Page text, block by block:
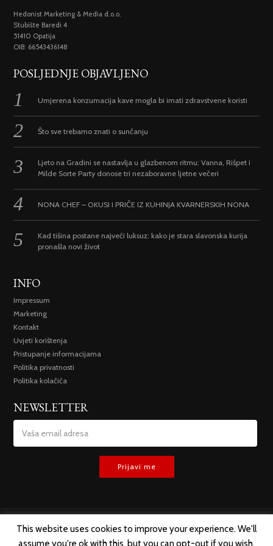
Hedonist Marketing & Media d.o.o.
Stubište Baredi 4
51410 Opatija
OIB: 66543436148
POSLJEDNJE OBJAVLJENO
Umjerena konzumacija kave mogla bi imati zdravstvene koristi
Što sve trebamo znati o sunčanju
Ljeto na Gradini se nastavlja u glazbenom ritmu: Vanna, Rišpet i
Milde Sorte Party donose tri nezaboravne ljetne večeri
NONA CHEF – OKUSI I PRIČE IZ KUHINJA KVARNERSKIH NONA
Kad tišina postane najveći luksuz: kako je stara slavonska kurija
pronašla novi život
INFO
Impressum
Marketing
Kontakt
Uvjeti korištenja
Pristupanje informacijama
Politika privatnosti
Politika kolačića
NEWSLETTER
This website uses cookies to improve your experience. We'll
assume you're ok with this, but you can opt-out if you wish.